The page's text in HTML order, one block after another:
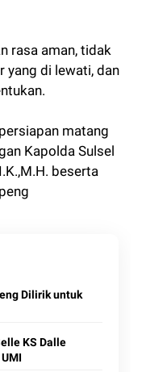
rasa aman, tidak
yang di lewati, dan
matang
Kapolda Sulsel
beserta
Dilirik untuk
KS Dalle